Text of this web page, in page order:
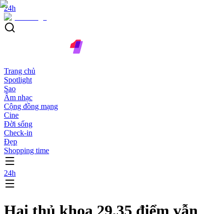
24h
Trang chủ
Spotlight
Sao
Âm nhạc
Cộng đồng mạng
Cine
Đời sống
Check-in
Đẹp
Shopping time
24h